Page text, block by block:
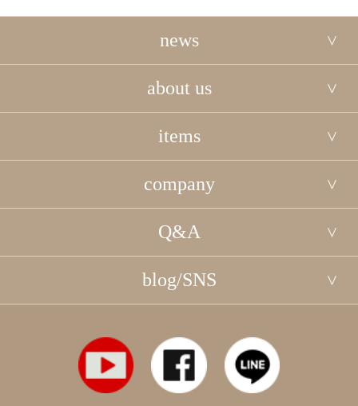
news
about us
items
company
Q&A
blog/SNS